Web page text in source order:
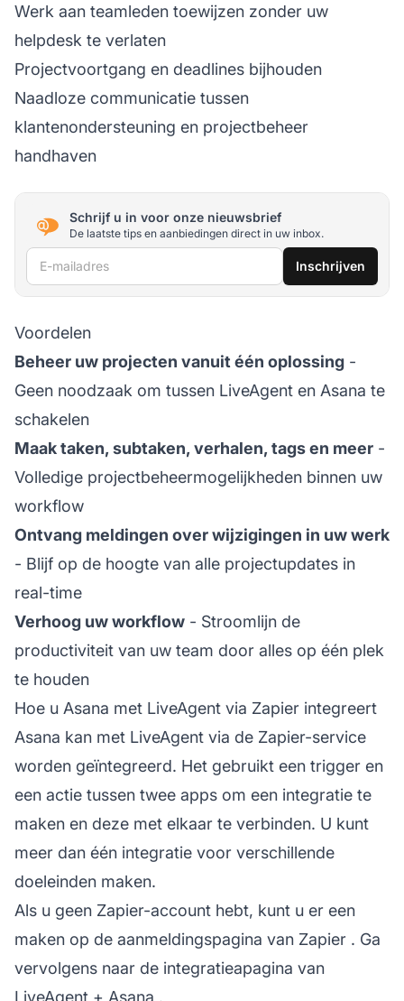
Werk aan teamleden toewijzen zonder uw
helpdesk te verlaten
Projectvoortgang en deadlines bijhouden
Naadloze communicatie tussen
klantenondersteuning en projectbeheer
handhaven
Schrijf u in voor onze nieuwsbrief
De laatste tips en aanbiedingen direct in uw inbox.
E-mailadres Inschrijven
Voordelen
Beheer uw projecten vanuit één oplossing -
Geen noodzaak om tussen LiveAgent en Asana te
schakelen
Maak taken, subtaken, verhalen, tags en meer -
Volledige projectbeheermogelijkheden binnen uw
workflow
Ontvang meldingen over wijzigingen in uw werk
- Blijf op de hoogte van alle projectupdates in
real-time
Verhoog uw workflow - Stroomlijn de
productiviteit van uw team door alles op één plek
te houden
Hoe u Asana met LiveAgent via Zapier integreert
Asana kan met LiveAgent via de Zapier-service
worden geïntegreerd. Het gebruikt een trigger en
een actie tussen twee apps om een integratie te
maken en deze met elkaar te verbinden. U kunt
meer dan één integratie voor verschillende
doeleinden maken.
Als u geen Zapier-account hebt, kunt u er een
maken op de aanmeldingspagina van Zapier . Ga
vervolgens naar de integratieapagina van
LiveAgent + Asana .